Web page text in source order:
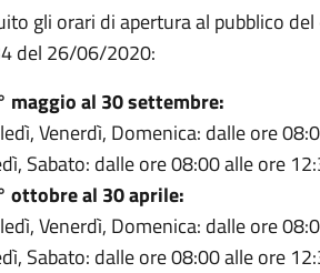
gli orari di apertura al pubblico
del 26/06/2020:
maggio al 30 settembre:
Venerdì, Domenica: dalle ore
Sabato: dalle ore 08:00 alle ore
ottobre al 30 aprile:
Venerdì, Domenica: dalle ore
Sabato: dalle ore 08:00 alle ore